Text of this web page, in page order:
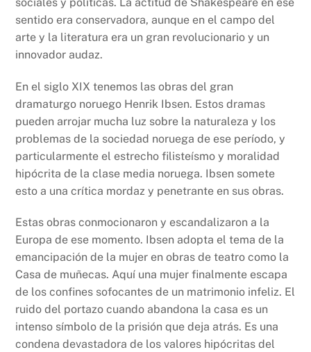
sentido era conservadora, aunque en el campo del
arte y la literatura era un gran revolucionario y un
innovador audaz.
En el siglo XIX tenemos las obras del gran
dramaturgo noruego Henrik Ibsen. Estos dramas
pueden arrojar mucha luz sobre la naturaleza y los
problemas de la sociedad noruega de ese período, y
particularmente el estrecho filisteísmo y moralidad
hipócrita de la clase media noruega. Ibsen somete
esto a una crítica mordaz y penetrante en sus obras.
Estas obras conmocionaron y escandalizaron a la
Europa de ese momento. Ibsen adopta el tema de la
emancipación de la mujer en obras de teatro como la
Casa de muñecas. Aquí una mujer finalmente escapa
de los confines sofocantes de un matrimonio infeliz. El
ruido del portazo cuando abandona la casa es un
intenso símbolo de la prisión que deja atrás. Es una
condena devastadora de los valores hipócritas del